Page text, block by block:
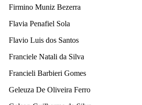
Firmino Muniz Bezerra
Flavia Penafiel Sola
Flavio Luis dos Santos
Franciele Natali da Silva
Francieli Barbieri Gomes
Geleuza De Oliveira Ferro